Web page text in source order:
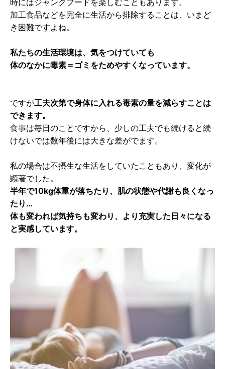
時にはジャンクフードを楽しむこともあります。
加工食品などを完全に生活から排除することは、いまど
き困難ですよね。
私たちの生活環境は、気をつけていても
体のなかに毒素＝ゴミをためやすくなっています。
ですが工夫次第で身体に入れる毒素の量を減らすことは
できます。
食事は毎日のことですから、少しの工夫でも続けると続
けないでは数年後には大きな差がでます。
私の場合は不摂生な生活をしていたこともあり、変化が
顕著でした。
半年で10kg体重が落ちたり、肌の状態や代謝も良くなっ
たり…
体も変われば気持ちも変わり、より充実した日々になる
と実感しています。